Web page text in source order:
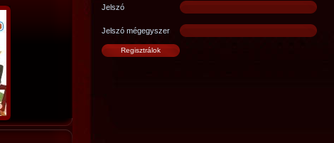
Jelszó
Jelszó mégegyszer